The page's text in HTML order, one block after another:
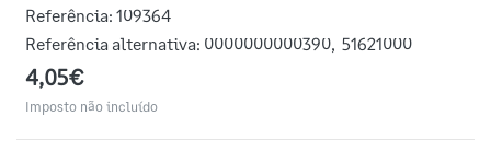
Referência: 109364
Referência alternativa: 0000000000390, 51621000
4,05€
Imposto não incluído